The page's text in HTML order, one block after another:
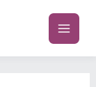
main